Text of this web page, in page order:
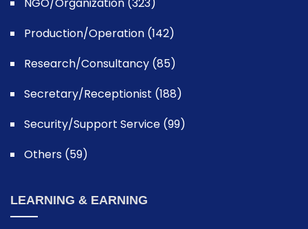
NGO/Organization (323)
Production/Operation (142)
Research/Consultancy (85)
Secretary/Receptionist (188)
Security/Support Service (99)
Others (59)
LEARNING & EARNING